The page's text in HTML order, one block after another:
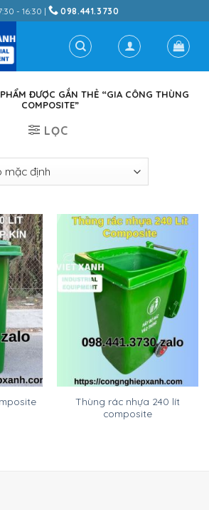
- 16:30 | 098.441.3730
ĐƯỢC GẮN THẺ “GIA CÔNG THÙNG
COMPOSITE”
LỌC
Thùng rác nhựa 240 lít
composite